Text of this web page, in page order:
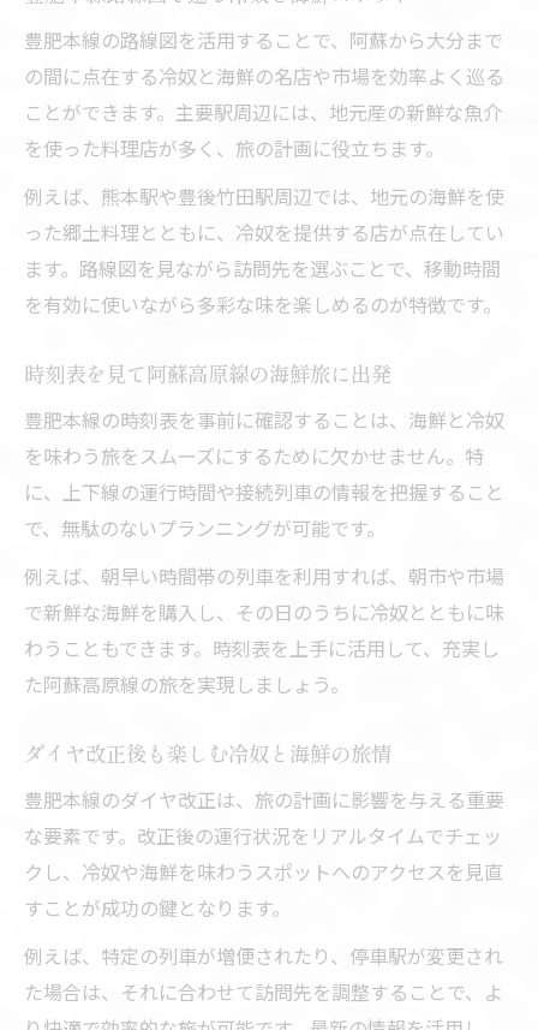
豊肥本線の路線図を活用することで、阿蘇から大分まで
の間に点在する冷奴と海鮮の名店や市場を効率よく巡る
ことができます。主要駅周辺には、地元産の新鮮な魚介
を使った料理店が多く、旅の計画に役立ちます。
例えば、熊本駅や豊後竹田駅周辺では、地元の海鮮を使
った郷土料理とともに、冷奴を提供する店が点在してい
ます。路線図を見ながら訪問先を選ぶことで、移動時間
を有効に使いながら多彩な味を楽しめるのが特徴です。
時刻表を見て阿蘇高原線の海鮮旅に出発
豊肥本線の時刻表を事前に確認することは、海鮮と冷奴
を味わう旅をスムーズにするために欠かせません。特
に、上下線の運行時間や接続列車の情報を把握すること
で、無駄のないプランニングが可能です。
例えば、朝早い時間帯の列車を利用すれば、朝市や市場
で新鮮な海鮮を購入し、その日のうちに冷奴とともに味
わうこともできます。時刻表を上手に活用して、充実し
た阿蘇高原線の旅を実現しましょう。
ダイヤ改正後も楽しむ冷奴と海鮮の旅情
豊肥本線のダイヤ改正は、旅の計画に影響を与える重要
な要素です。改正後の運行状況をリアルタイムでチェッ
クし、冷奴や海鮮を味わうスポットへのアクセスを見直
すことが成功の鍵となります。
例えば、特定の列車が増便されたり、停車駅が変更され
た場合は、それに合わせて訪問先を調整することで、よ